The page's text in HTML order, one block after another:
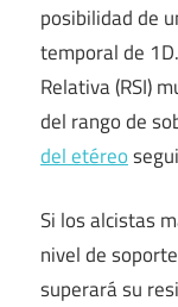
posibilidad de
temporal de
Relativa (RSI)
del rango de
del etéreo
Si los alcistas
nivel de
superará su